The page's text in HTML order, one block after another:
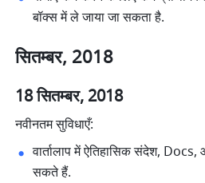
बॉक्स में ले जाया जा सकता है.
सितम्बर, 2018
18 सितम्बर, 2018
नवीनतम सुविधाएँ:
वार्तालाप में ऐतिहासिक संदेश,
सकते हैं.